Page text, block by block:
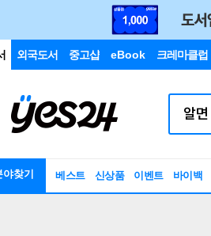
외국도서 중고샵 eBook 크레마클럽
찾기 베스트 신상품 이벤트 바이백